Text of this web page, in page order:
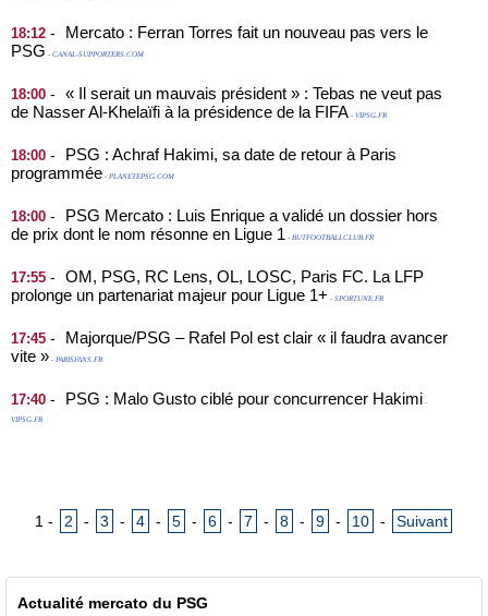
18:12 -
Mercato : Ferran Torres fait un nouveau pas vers le
PSG - CANAL-SUPPORTERS.COM
18:00 -
« Il serait un mauvais président » : Tebas ne veut pas
de Nasser Al-Khelaïfi à la présidence de la FIFA - VIPSG.FR
18:00 -
PSG : Achraf Hakimi, sa date de retour à Paris
programmée - PLANETEPSG.COM
18:00 -
PSG Mercato : Luis Enrique a validé un dossier hors
de prix dont le nom résonne en Ligue 1 - BUTFOOTBALLCLUB.FR
17:55 -
OM, PSG, RC Lens, OL, LOSC, Paris FC. La LFP
prolonge un partenariat majeur pour Ligue 1+ - SPORTUNE.FR
17:45 -
Majorque/PSG – Rafel Pol est clair « il faudra avancer
vite » - PARISFANS.FR
17:40 - PSG : Malo Gusto ciblé pour concurrencer Hakimi -
VIPSG.FR
1 - 2 - 3 - 4 - 5 - 6 - 7 - 8 - 9 - 10 - Suivant
Actualité mercato du PSG